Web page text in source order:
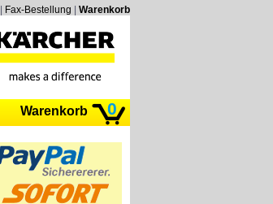
Fax-Bestellung Warenkorb
Warenkorb 0